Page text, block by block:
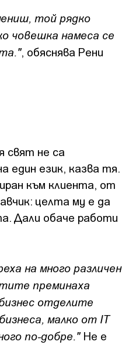
той рядко
човешка намеса се
, обяснява Рени
свят не са
един език, казва тя.
към клиента, от
целта му е да
Дали обаче работи
на много различен
преминаха
отделите
малко от IT
по-добре."Не е